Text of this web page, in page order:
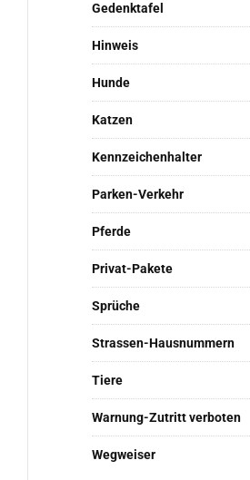
Gedenktafel
Hinweis
Hunde
Katzen
Kennzeichenhalter
Parken-Verkehr
Pferde
Privat-Pakete
Sprüche
Strassen-Hausnummern
Tiere
Warnung-Zutritt verboten
Wegweiser